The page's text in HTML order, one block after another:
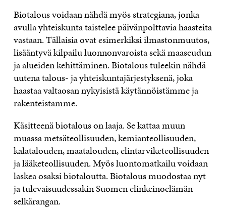
Biotalous voidaan nähdä myös strategiana, jonka
avulla yhteiskunta taistelee päivänpolttavia haasteita
vastaan. Tällaisia ovat esimerkiksi ilmastonmuutos,
lisääntyvä kilpailu luonnonvaroista sekä maaseudun
ja alueiden kehittäminen. Biotalous tuleekin nähdä
uutena talous- ja yhteiskuntajärjestyksenä, joka
haastaa valtaosan nykyisistä käytännöistämme ja
rakenteistamme.
Käsitteenä biotalous on laaja. Se kattaa muun
muassa metsäteollisuuden, kemianteollisuuden,
kalatalouden, maatalouden, elintarviketeollisuuden
ja lääketeollisuuden. Myös luontomatkailu voidaan
laskea osaksi biotaloutta. Biotalous muodostaa nyt
ja tulevaisuudessakin Suomen elinkeinoelämän
selkärangan.